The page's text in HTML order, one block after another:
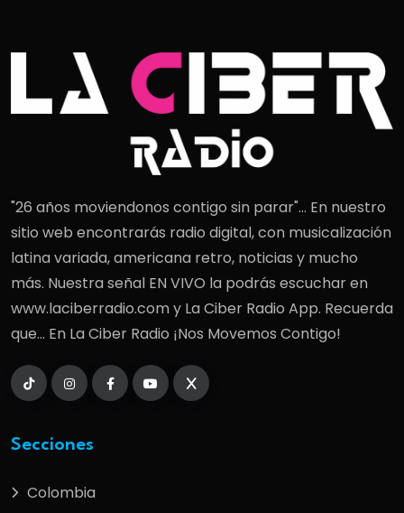
"26 años moviendonos contigo sin parar"... En nuestro
sitio web encontrarás radio digital, con musicalización
latina variada, americana retro, noticias y mucho
más. Nuestra señal EN VIVO la podrás escuchar en
www.laciberradio.com y La Ciber Radio App. Recuerda
que... En La Ciber Radio ¡Nos Movemos Contigo!
Secciones
Colombia